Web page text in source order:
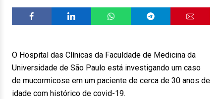
O Hospital das Clínicas da Faculdade de Medicina da
Universidade de São Paulo está investigando um caso
de mucormicose em um paciente de cerca de 30 anos de
idade com histórico de covid-19.